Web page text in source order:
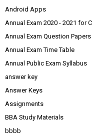
Android Apps
Annual Exam 2020 - 2021 for
Annual Exam Question
Annual Exam Time Table
Annual Public Exam Syllabus
answer key
Answer Keys
Assignments
BBA Study Materials
bbbb